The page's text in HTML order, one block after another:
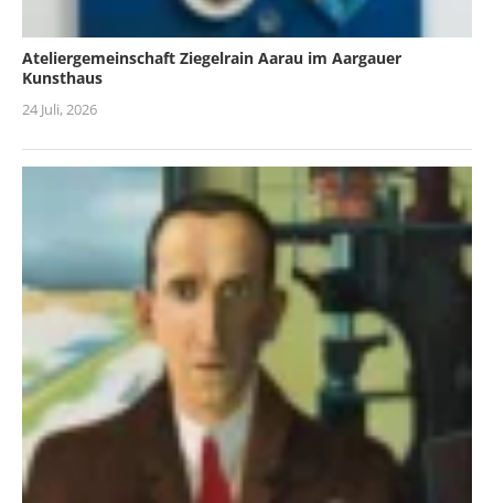
Ateliergemeinschaft Ziegelrain Aarau im Aargauer
Kunsthaus
24 Juli, 2026